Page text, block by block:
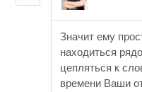
Значит ему
находиться
цепляться к
времени Ваши